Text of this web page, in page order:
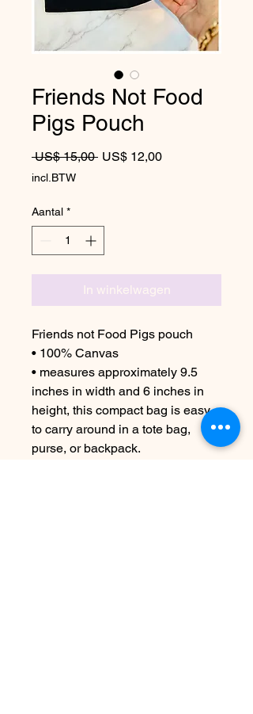
Friends Not Food
Pigs Pouch
US$ 15,00 Normale prijs
US$ 12,00Verkoopprijs
incl.BTW
Aantal *
In winkelwagen
Friends not Food Pigs pouch
• 100% Canvas
• measures approximately 9.5
inches in width and 6 inches in
height, this compact bag is easy
to carry around in a tote bag,
purse, or backpack.